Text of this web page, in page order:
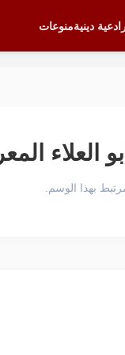
ادعية دينيةمنوعات
العلاء